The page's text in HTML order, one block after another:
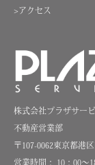
>アクセス
株式会社プラザサー
不動産営業部
〒107-0062東京都港